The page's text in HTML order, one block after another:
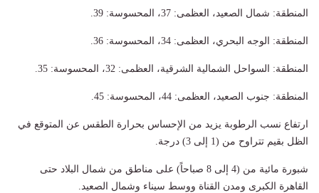
المنطقة: شمال الصعيد، العظمى: 37، المحسوسة: 39.
المنطقة: الوجه البحري، العظمى: 34، المحسوسة: 36.
المنطقة: السواحل الشمالية الشرقية، العظمى: 32، المحسوسة: 35.
المنطقة: جنوب الصعيد، العظمى: 44، المحسوسة: 45.
​ارتفاع نسب الرطوبة يزيد من الإحساس بحرارة الطقس عن المتوقع في
الظل بقيم تتراوح من (1 إلى 3) درجة.
​شبورة مائية من (4 إلى 8 صباحاً) على مناطق من شمال البلاد حتى
القاهرة الكبرى ومدن القناة ووسط سيناء وشمال الصعيد.